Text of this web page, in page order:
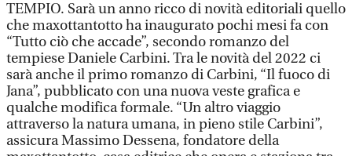
TEMPIO. Sarà un anno ricco di novità editoriali quello
che maxottantotto ha inaugurato pochi mesi fa con
“Tutto ciò che accade”, secondo romanzo del
tempiese Daniele Carbini. Tra le novità del 2022 ci
sarà anche il primo romanzo di Carbini, “Il fuoco di
Jana”, pubblicato con una nuova veste grafica e
qualche modifica formale. “Un altro viaggio
attraverso la natura umana, in pieno stile Carbini”,
assicura Massimo Dessena, fondatore della